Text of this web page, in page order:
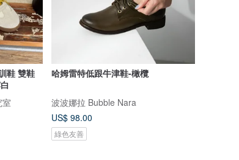
鞋 雙鞋
哈姆雷特低跟牛津鞋-橄欖
波波娜拉 Bubble Nara
US$ 98.00
綠色友善